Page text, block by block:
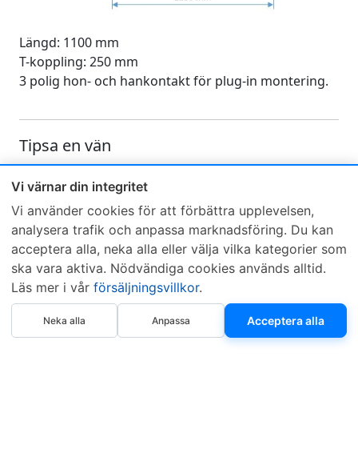
Vi värnar din integritet
Vi använder cookies för att förbättra upplevelsen,
analysera trafik och anpassa marknadsföring. Du kan
acceptera alla, neka alla eller välja vilka kategorier som
ska vara aktiva. Nödvändiga cookies används alltid.
Läs mer i vår försäljningsvillkor.
Neka alla Anpassa Acceptera alla
Köp nu
Längd: 1100 mm
T-koppling: 250 mm
3 polig hon- och hankontakt för plug-in montering.
Tipsa en vän
Skicka ett e-mail och tipsa en vän om denna produkt
Sveriges mest sålda dieselbox
Kontakta KCR
Om KCR/Garantier
Återförsäljare
Sök KCR-box